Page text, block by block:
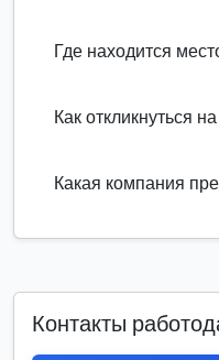
Где находится
Как откликнуться
Какая компания
Контакты